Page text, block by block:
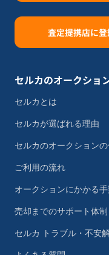
査定提携店に
セルカのオークショ
セルカとは
セルカが選ばれる理由
セルカのオークション
ご利用の流れ
オークションにかかる
売却までのサポート体制
セルカ トラブル・不安